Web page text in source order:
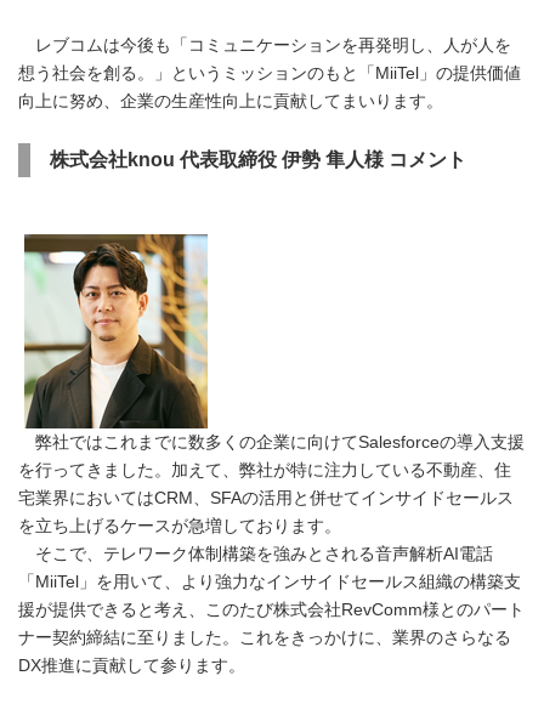
レブコムは今後も「コミュニケーションを再発明し、人が人を
想う社会を創る。」というミッションのもと「MiiTel」の提供価値
向上に努め、企業の生産性向上に貢献してまいります。
株式会社knou 代表取締役 伊勢 隼人様 コメント
弊社ではこれまでに数多くの企業に向けてSalesforceの導入支援
を行ってきました。加えて、弊社が特に注力している不動産、住
宅業界においてはCRM、SFAの活用と併せてインサイドセールス
を立ち上げるケースが急増しております。
そこで、テレワーク体制構築を強みとされる音声解析AI電話
「MiiTel」を用いて、より強力なインサイドセールス組織の構築支
援が提供できると考え、このたび株式会社RevComm様とのパート
ナー契約締結に至りました。これをきっかけに、業界のさらなる
DX推進に貢献して参ります。